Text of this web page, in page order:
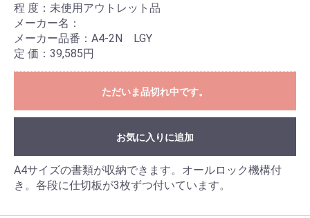
程 度：未使用アウトレット品
メーカー名：
メーカー品番：A4-2N LGY
定 価：39,585円
ただいま品切れ中です。
お気に入りに追加
A4サイズの書類が収納できます。オールロック機構付
き。各段に仕切板が3枚ずつ付いています。